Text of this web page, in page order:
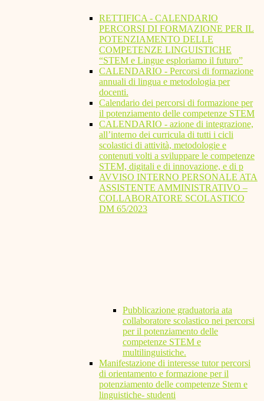
RETTIFICA - CALENDARIO
PERCORSI DI FORMAZIONE PER IL
POTENZIAMENTO DELLE
COMPETENZE LINGUISTICHE
“STEM e Lingue esploriamo il futuro”
CALENDARIO - Percorsi di formazione
annuali di lingua e metodologia per
docenti.
Calendario dei percorsi di formazione per
il potenziamento delle competenze STEM
CALENDARIO - azione di integrazione,
all’interno dei curricula di tutti i cicli
scolastici di attività, metodologie e
contenuti volti a sviluppare le competenze
STEM, digitali e di innovazione, e di p
AVVISO INTERNO PERSONALE ATA
ASSISTENTE AMMINISTRATIVO –
COLLABORATORE SCOLASTICO
DM 65/2023
Pubblicazione graduatoria ata
collaboratore scolastico nei percorsi
per il potenziamento delle
competenze STEM e
multilinguistiche.
Manifestazione di interesse tutor percorsi
di orientamento e formazione per il
potenziamento delle competenze Stem e
linguistiche- studenti